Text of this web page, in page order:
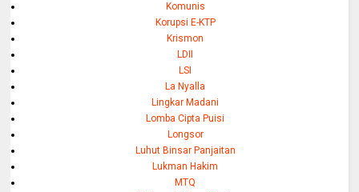
Komunis
Korupsi E-KTP
Krismon
LDII
LSI
La Nyalla
Lingkar Madani
Lomba Cipta Puisi
Longsor
Luhut Binsar Panjaitan
Lukman Hakim
MTQ